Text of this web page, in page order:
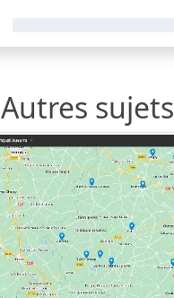
Autres sujets